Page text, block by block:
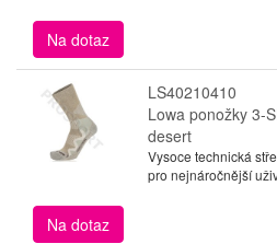
Na dotaz
LS40210410
Lowa ponožky 3-
desert
Vysoce technická
pro nejnáročnější
Na dotaz